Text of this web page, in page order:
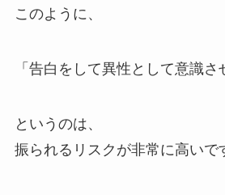
このように、
「告白をして異性として意識さ
というのは、
振られるリスクが非常に高いで